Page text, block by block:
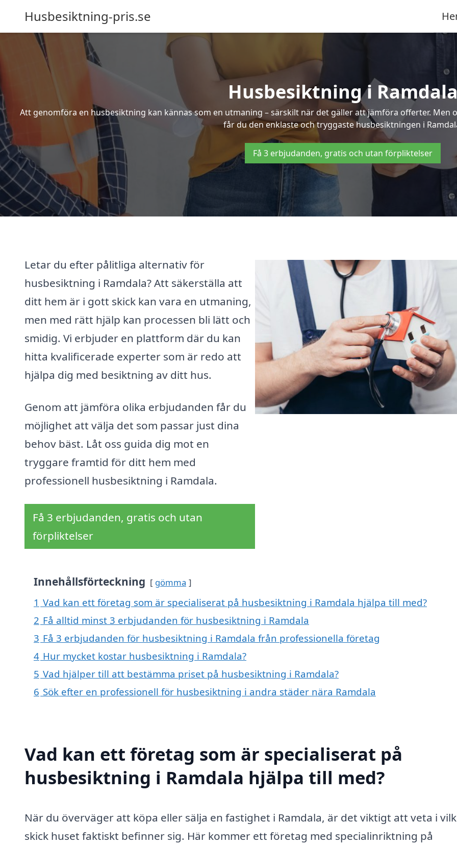
Husbesiktning-pris.se
Husbesiktning i
Att genomföra en husbesiktning kan kännas som en utmaning – särskilt när det gäller att jämföra offerter.
får du den enklaste och tryggaste husbesiktningen i
Få 3 erbjudanden, gratis och utan förpliktelser
Letar du efter pålitliga alternativ för
husbesiktning i Ramdala? Att säkerställa att
ditt hem är i gott skick kan vara en utmaning,
men med rätt hjälp kan processen bli lätt och
smidig. Vi erbjuder en plattform där du kan
hitta kvalificerade experter som är redo att
hjälpa dig med besiktning av ditt hus.
Genom att jämföra olika erbjudanden får du
möjlighet att välja det som passar just dina
behov bäst. Låt oss guida dig mot en
tryggare framtid för ditt hem med
professionell husbesiktning i Ramdala.
Få 3 erbjudanden, gratis och utan
förpliktelser
Innehållsförteckning gömma
1 Vad kan ett företag som är specialiserat på husbesiktning i Ramdala hjälpa till med?
2 Få alltid minst 3 erbjudanden för husbesiktning i Ramdala
3 Få 3 erbjudanden för husbesiktning i Ramdala från professionella företag
4 Hur mycket kostar husbesiktning i Ramdala?
5 Vad hjälper till att bestämma priset på husbesiktning i Ramdala?
6 Sök efter en professionell för husbesiktning i andra städer nära Ramdala
Vad kan ett företag som är specialiserat på
husbesiktning i Ramdala hjälpa till med?
När du överväger att köpa eller sälja en fastighet i Ramdala, är det viktigt att veta i
skick huset faktiskt befinner sig. Här kommer ett företag med specialinriktning på